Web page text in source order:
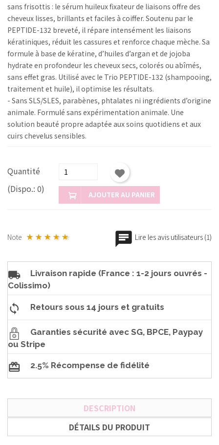
sans frisottis : le sérum huileux fixateur de liaisons offre des
cheveux lisses, brillants et faciles à coiffer. Soutenu par le
PEPTIDE-132 breveté, il répare intensément les liaisons
kératiniques, réduit les cassures et renforce chaque mèche. Sa
formule à base de kératine, d’huiles d’argan et de jojoba
hydrate en profondeur les cheveux secs, colorés ou abîmés,
sans effet gras. Utilisé avec le Trio PEPTIDE-132 (shampooing,
traitement et huile), il optimise les résultats.
- Sans SLS/SLES, parabènes, phtalates ni ingrédients d’origine
animale. Formulé sans expérimentation animale. Une
solution beauté propre adaptée aux soins quotidiens et aux
cuirs chevelus sensibles.
Quantité
(Dispo.: 0)
AJOUTER AU PANIER
Note Lire les avis utilisateurs (1)
Livraison rapide (France : 1-2 jours ouvrés -
Colissimo)
Retours sous 14 jours et gratuits
Garanties sécurité avec SG, BPCE, Paypay
ou Stripe
2.5% Récompense de fidélité
DESCRIPTION
DÉTAILS DU PRODUIT